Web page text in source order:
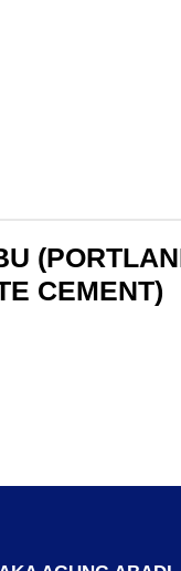
CEMENT)